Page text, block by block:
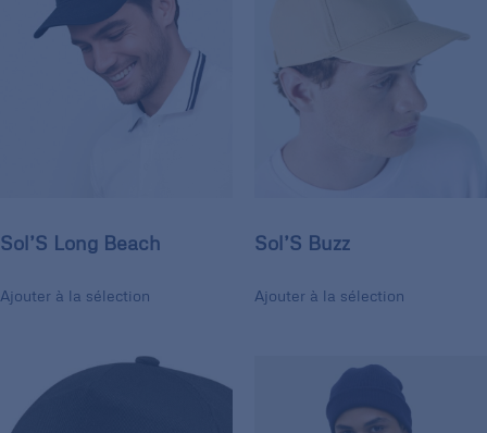
Sol’S Long Beach
Ajouter à la sélection
Sol’S Buzz
Ajouter à la sélection